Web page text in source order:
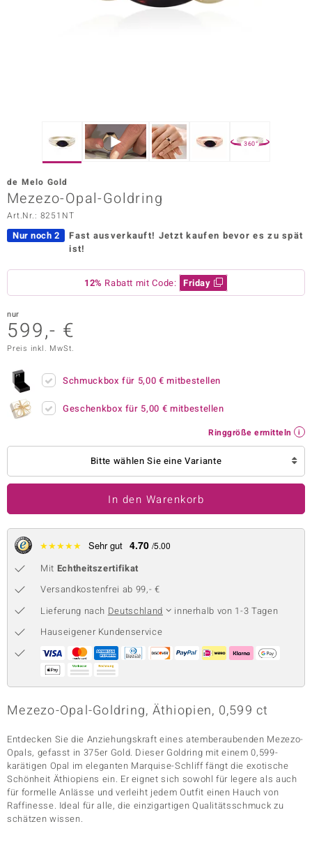
Vogue
Paraíso
Collection
BY DE MELO
Collection
Classics
360°
de Melo Gold
Mezezo-Opal-Goldring
Art.Nr.: 8251NT
Nur noch 2 Fast ausverkauft! Jetzt kaufen bevor es zu spät
ist!
12% Rabatt mit Code: Friday
nur
599,- €
Preis inkl. MwSt.
Schmuckbox für 5,00 € mitbestellen
Geschenkbox für 5,00 € mitbestellen
Ringgröße ermitteln
Bitte wählen Sie eine Variante
In den Warenkorb
★★★★★ Sehr gut 4.70 /5.00
Mit Echtheitszertifikat
Versandkostenfrei ab 99,- €
Lieferung nach Deutschland
innerhalb von 1-3 Tagen
Hauseigener Kundenservice
Mezezo-Opal-Goldring, Äthiopien, 0,599 ct
Entdecken Sie die Anziehungskraft eines atemberaubenden Mezezo-
Opals, gefasst in 375er Gold. Dieser Goldring mit einem 0,599-
karätigen Opal im eleganten Marquise-Schliff fängt die exotische
Schönheit Äthiopiens ein. Er eignet sich sowohl für legere als auch
für formelle Anlässe und verleiht jedem Outfit einen Hauch von
Raffinesse. Ideal für alle, die einzigartigen Qualitätsschmuck zu
schätzen wissen.